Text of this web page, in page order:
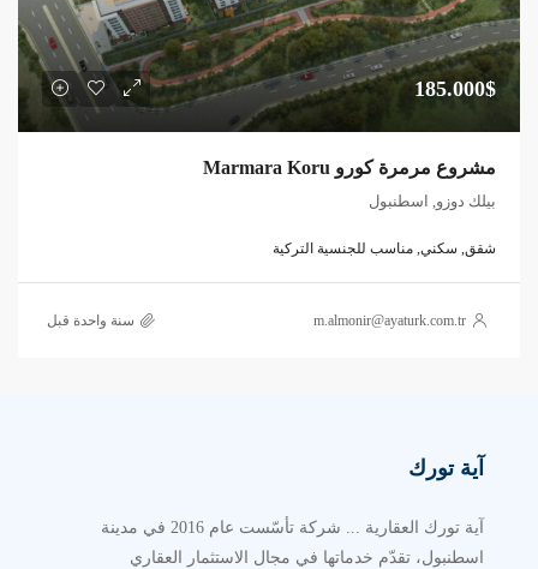
185.000$
مشروع مرمرة كورو Marmara Koru
بيلك دوزو, اسطنبول
شقق, سكني, مناسب للجنسية التركية
m.almonir@ayaturk.com.tr ‏سنة واحدة قبل
آية تورك
آية تورك العقارية ... شركة تأسّست عام 2016 في مدينة
اسطنبول، تقدّم خدماتها في مجال الاستثمار العقاري